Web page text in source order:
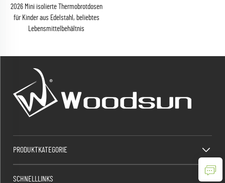
2026 Mini isolierte Thermobrotdosen
für Kinder aus Edelstahl, beliebtes
Lebensmittelbehältnis
PRODUKTKATEGORIE
SCHNELLLINKS